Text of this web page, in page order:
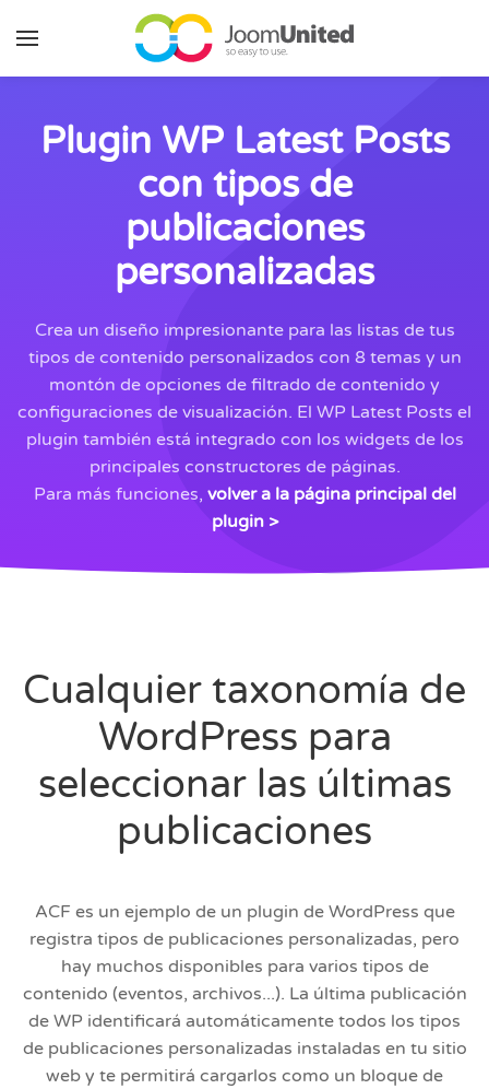
Saltar al contenido principal
Plugin WP Latest Posts
con tipos de
publicaciones
personalizadas
Crea un diseño impresionante para las listas de tus
tipos de contenido personalizados con 8 temas y un
montón de opciones de filtrado de contenido y
configuraciones de visualización. El WP Latest Posts el
plugin también está integrado con los widgets de los
principales constructores de páginas.
Para más funciones, volver a la página principal del
plugin >
Cualquier taxonomía de
WordPress para
seleccionar las últimas
publicaciones
ACF es un ejemplo de un plugin de WordPress que
registra tipos de publicaciones personalizadas, pero
hay muchos disponibles para varios tipos de
contenido (eventos, archivos...). La última publicación
de WP identificará automáticamente todos los tipos
de publicaciones personalizadas instaladas en tu sitio
web y te permitirá cargarlos como un bloque de